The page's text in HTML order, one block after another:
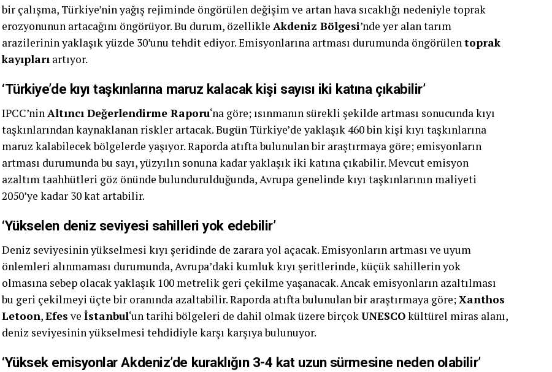
bir çalışma, Türkiye’nin yağış rejiminde öngörülen değişim ve artan hava sıcaklığı nedeniyle toprak
erozyonunun artacağını öngörüyor. Bu durum, özellikle Akdeniz Bölgesi’nde yer alan tarım
arazilerinin yaklaşık yüzde 30’unu tehdit ediyor. Emisyonlarına artması durumunda öngörülentoprak
kayıpları artıyor.
‘Türkiye’de kıyı taşkınlarına maruz kalacak kişi sayısı iki katına çıkabilir’
IPCC’ninAltıncı Değerlendirme Raporu‘na göre; ısınmanın sürekli şekilde artması sonucunda kıyı
taşkınlarından kaynaklanan riskler artacak. Bugün Türkiye’de yaklaşık 460 bin kişi kıyı taşkınlarına
maruz kalabilecek bölgelerde yaşıyor. Raporda atıfta bulunulan bir araştırmaya göre; emisyonların
artması durumunda bu sayı, yüzyılın sonuna kadar yaklaşık iki katına çıkabilir. Mevcut emisyon
azaltım taahhütleri göz önünde bulundurulduğunda, Avrupa genelinde kıyı taşkınlarının maliyeti
2050’ye kadar 30 kat artabilir.
‘Yükselen deniz seviyesi sahilleri yok edebilir’
Deniz seviyesinin yükselmesi kıyı şeridinde de zarara yol açacak. Emisyonların artması ve uyum
önlemleri alınmaması durumunda, Avrupa’daki kumluk kıyı şeritlerinde, küçük sahillerin yok
olmasına sebep olacak yaklaşık 100 metrelik geri çekilme yaşanacak. Ancak emisyonların azaltılması
bu geri çekilmeyi üçte bir oranında azaltabilir. Raporda atıfta bulunulan bir araştırmaya göre;Xanthos
Letoon,Efes ve İstanbul‘un tarihi bölgeleri de dahil olmak üzere birçokUNESCOkültürel miras alanı,
deniz seviyesinin yükselmesi tehdidiyle karşı karşıya bulunuyor.
‘Yüksek emisyonlar Akdeniz’de kuraklığın 3-4 kat uzun sürmesine neden olabilir’